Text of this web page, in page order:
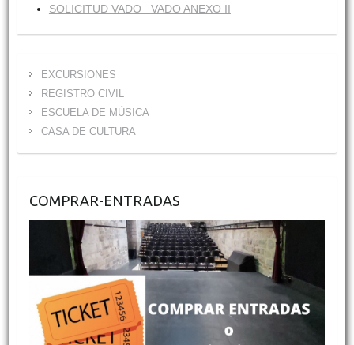
SOLICITUD VADO VADO ANEXO II
EXCURSIONES
REGISTRO CIVIL
ESCUELA DE MÚSICA
CASA DE CULTURA
COMPRAR-ENTRADAS